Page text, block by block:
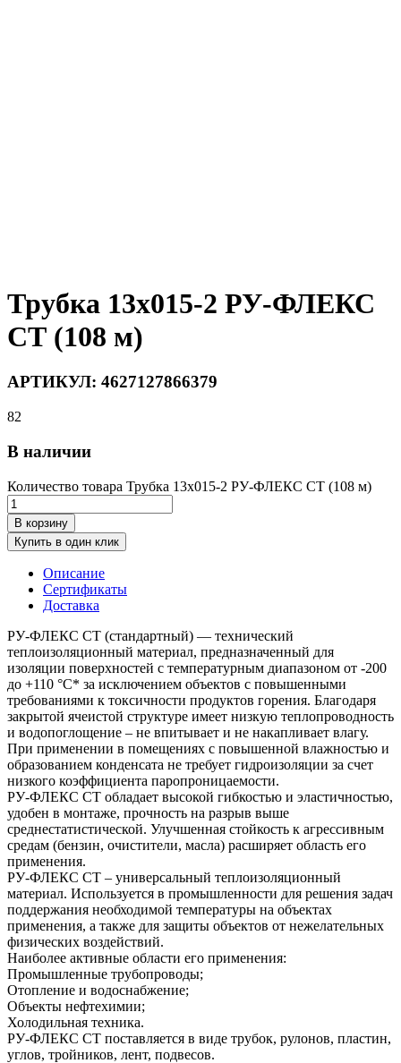
Трубка 13х015-2 РУ-ФЛЕКС
СТ (108 м)
АРТИКУЛ: 4627127866379
82
В наличии
Количество товара Трубка 13х015-2 РУ-ФЛЕКС СТ (108 м)
В корзину
Купить в один клик
Описание
Сертификаты
Доставка
РУ-ФЛЕКС СТ (стандартный) — технический
теплоизоляционный материал, предназначенный для
изоляции поверхностей с температурным диапазоном от -200
до +110 °С* за исключением объектов с повышенными
требованиями к токсичности продуктов горения. Благодаря
закрытой ячеистой структуре имеет низкую теплопроводность
и водопоглощение – не впитывает и не накапливает влагу.
При применении в помещениях с повышенной влажностью и
образованием конденсата не требует гидроизоляции за счет
низкого коэффициента паропроницаемости.
РУ-ФЛЕКС СТ обладает высокой гибкостью и эластичностью,
удобен в монтаже, прочность на разрыв выше
среднестатистической. Улучшенная стойкость к агрессивным
средам (бензин, очистители, масла) расширяет область его
применения.
РУ-ФЛЕКС СТ – универсальный теплоизоляционный
материал. Используется в промышленности для решения задач
поддержания необходимой температуры на объектах
применения, а также для защиты объектов от нежелательных
физических воздействий.
Наиболее активные области его применения:
Промышленные трубопроводы;
Отопление и водоснабжение;
Объекты нефтехимии;
Холодильная техника.
РУ-ФЛЕКС СТ поставляется в виде трубок, рулонов, пластин,
углов, тройников, лент, подвесов.